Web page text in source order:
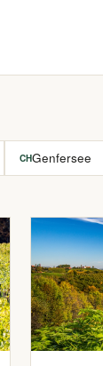
CHGenfersee